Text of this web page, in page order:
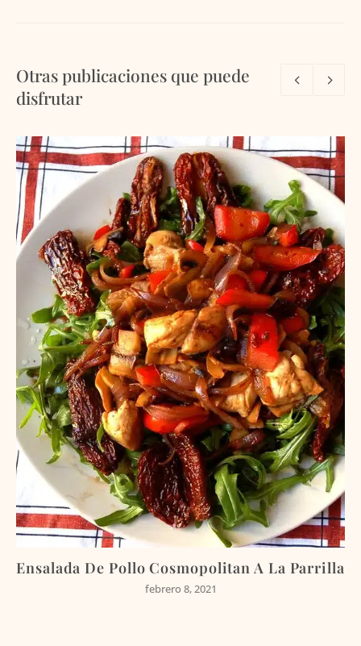
Otras publicaciones que puede
disfrutar
Ensalada De Pollo Cosmopolitan A La Parrilla
febrero 8, 2021